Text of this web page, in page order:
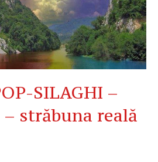
SILAGHI –
străbuna reală